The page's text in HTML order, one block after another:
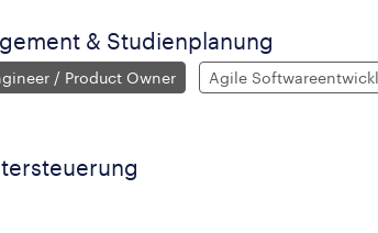
& Studienplanung
/ Product Owner Agile